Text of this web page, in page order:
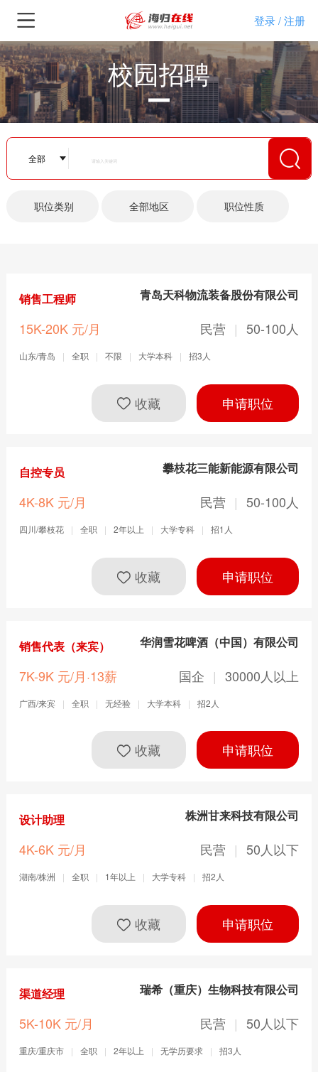
登录 /注册
校园招聘
搜索
青岛天科物流装备股份有限公司
销售工程师
民营 | 50-100人
15K-20K 元/月
山东/青岛 | 全职 | 不限 | 大学本科 | 招3人
收藏 申请职位
攀枝花三能新能源有限公司
自控专员
民营 | 50-100人
4K-8K 元/月
四川/攀枝花 | 全职 | 2年以上 | 大学专科 | 招1人
收藏 申请职位
华润雪花啤酒（中国）有限公司
销售代表（来宾）
国企 | 30000人以上
7K-9K 元/月·13薪
广西/来宾 | 全职 | 无经验 | 大学本科 | 招2人
收藏 申请职位
株洲甘来科技有限公司
设计助理
民营 | 50人以下
4K-6K 元/月
湖南/株洲 | 全职 | 1年以上 | 大学专科 | 招2人
收藏 申请职位
瑞希（重庆）生物科技有限公司
渠道经理
民营 | 50人以下
5K-10K 元/月
重庆/重庆市 | 全职 | 2年以上 | 无学历要求 | 招3人